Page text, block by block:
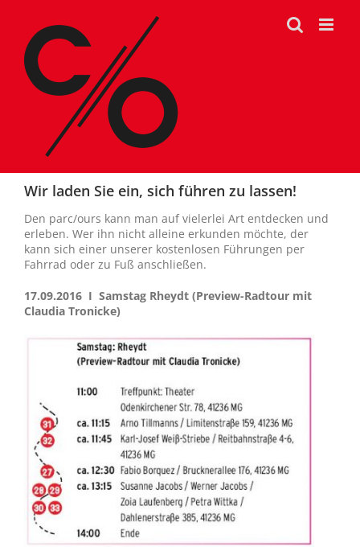
springen
Wir laden Sie ein, sich führen zu lassen!
Den parc/ours kann man auf vielerlei Art entdecken und
erleben. Wer ihn nicht alleine erkunden möchte, der
kann sich einer unserer kostenlosen Führungen per
Fahrrad oder zu Fuß anschließen.
17.09.2016 I Samstag Rheydt (Preview-Radtour mit
Claudia Tronicke)